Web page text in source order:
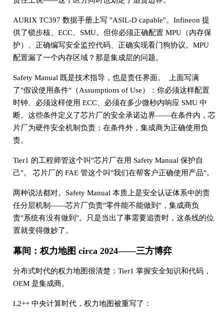
AURIX TC397 数据手册上写 "ASIL-D capable"。Infineon 提
供了锁步核、ECC、SMU。但你必须正确配置 MPU（内存保
护）、正确编写安全监控代码、正确实现看门狗协议。MPU
配置漏了一个内存区域？那是集成层的问题。
Safety Manual 既是技术指导，也是责任界面。 上面写满
了"假设使用条件"（Assumptions of Use）：你必须这样配置
时钟、必须这样使用 ECC、必须在多少微秒内响应 SMU 中
断。这些条件定义了芯片厂的安全承诺边界——在条件内，芯
片厂为硬件安全机制负责；在条件外，集成商为正确使用负
责。
Tier1 的工程师管这个叫"芯片厂在用 Safety Manual 保护自
己"。 芯片厂的 FAE 管这个叫"我们在帮客户正确使用产品"。
两种说法都对。Safety Manual 本质上是安全认证体系中的责
任分层机制——芯片厂负责"零件能不能做到"，集成商负
责"系统有没有做到"。只是当出了事需要追责时，这条线的位
置就变得微妙了。
幕间：权力地图 circa 2024——三方博弈
分布式时代的权力地图很清楚：Tier1 掌握安全知识和代码，
OEM 是集成商。
L2++ 中央计算时代，权力地图被重写了：